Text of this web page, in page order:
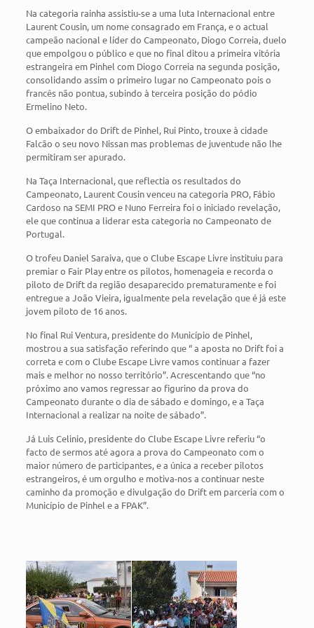
Na categoria rainha assistiu-se a uma luta Internacional entre
Laurent Cousin, um nome consagrado em França, e o actual
campeão nacional e líder do Campeonato, Diogo Correia, duelo
que empolgou o público e que no final ditou a primeira vitória
estrangeira em Pinhel com Diogo Correia na segunda posição,
consolidando assim o primeiro lugar no Campeonato pois o
francês não pontua, subindo à terceira posição do pódio
Ermelino Neto.
O embaixador do Drift de Pinhel, Rui Pinto, trouxe à cidade
Falcão o seu novo Nissan mas problemas de juventude não lhe
permitiram ser apurado.
Na Taça Internacional, que reflectia os resultados do
Campeonato, Laurent Cousin venceu na categoria PRO, Fábio
Cardoso na SEMI PRO e Nuno Ferreira foi o iniciado revelação,
ele que continua a liderar esta categoria no Campeonato de
Portugal.
O trofeu Daniel Saraiva, que o Clube Escape Livre instituiu para
premiar o Fair Play entre os pilotos, homenageia e recorda o
piloto de Drift da região desaparecido prematuramente e foi
entregue a João Vieira, igualmente pela revelação que é já este
jovem piloto de 16 anos.
No final Rui Ventura, presidente do Município de Pinhel,
mostrou a sua satisfação referindo que “ a aposta no Drift foi a
correta e com o Clube Escape Livre vamos continuar a fazer
mais e melhor no nosso território”. Acrescentando que “no
próximo ano vamos regressar ao figurino da prova do
Campeonato durante o dia de sábado e domingo, e a Taça
Internacional a realizar na noite de sábado”.
Já Luis Celinio, presidente do Clube Escape Livre referiu “o
facto de sermos até agora a prova do Campeonato com o
maior número de participantes, e a única a receber pilotos
estrangeiros, é um orgulho e motiva-nos a continuar neste
caminho da promoção e divulgação do Drift em parceria com o
Município de Pinhel e a FPAK”.